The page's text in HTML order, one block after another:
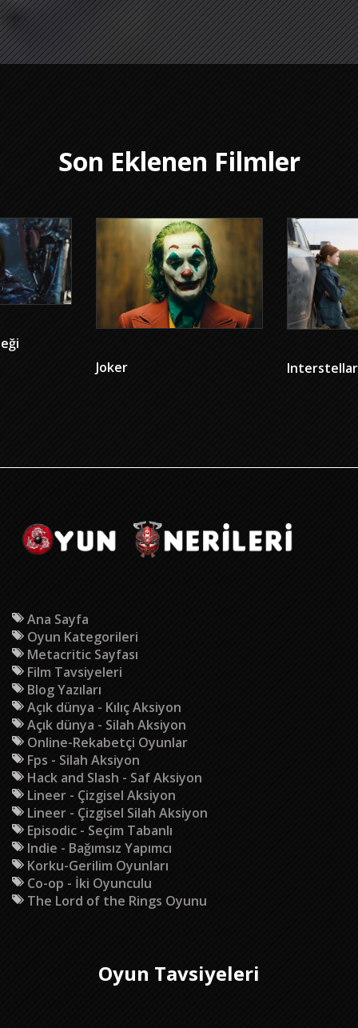
Son Eklenen Filmler
Joker
Interstellar
Ana Sayfa
Oyun Kategorileri
Metacritic Sayfası
Film Tavsiyeleri
Blog Yazıları
Açık dünya - Kılıç Aksiyon
Açık dünya - Silah Aksiyon
Online-Rekabetçi Oyunlar
Fps - Silah Aksiyon
Hack and Slash - Saf Aksiyon
Lineer - Çizgisel Aksiyon
Lineer - Çizgisel Silah Aksiyon
Episodic - Seçim Tabanlı
Indie - Bağımsız Yapımcı
Korku-Gerilim Oyunları
Co-op - İki Oyunculu
The Lord of the Rings Oyunu
Oyun Tavsiyeleri